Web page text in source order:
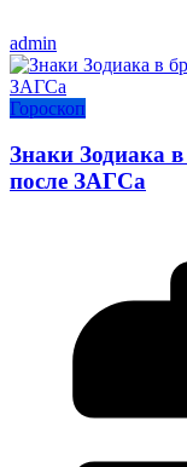
admin
Гороскоп
Знаки Зодиака
после ЗАГСа